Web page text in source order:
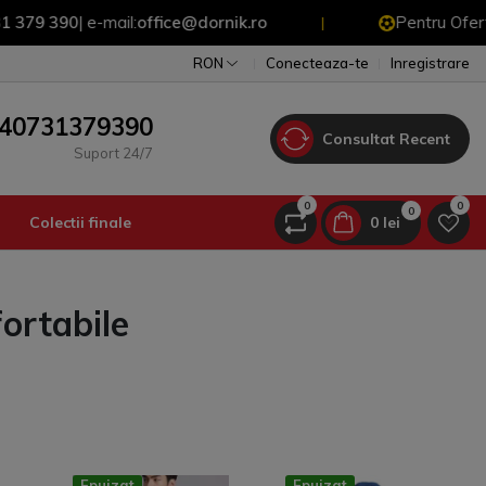
| e-mail:office@dornik.ro | Pentru Oferte
RON Conecteaza-te Inregistrare
Suport 24/7
Consultat Recent
Colectii finale
0 0
0 lei
0